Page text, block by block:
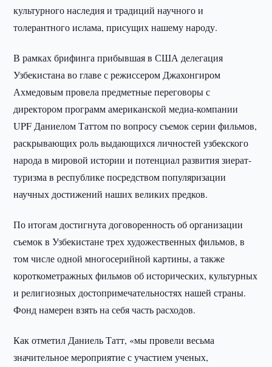
культурного наследия и традиций научного и
толерантного ислама, присущих нашему народу.
В рамках брифинга прибывшая в США делегация
Узбекистана во главе с режиссером Джахонгиром
Ахмедовым провела предметные переговоры с
директором программ американской медиа-компании
UPF Даниелом Таттом по вопросу съемок серии фильмов,
раскрывающих роль выдающихся личностей узбекского
народа в мировой истории и потенциал развития зиерат-
туризма в республике посредством популяризации
научных достижений наших великих предков.
По итогам достигнута договоренность об организации
съемок в Узбекистане трех художественных фильмов, в
том числе одной многосерийной картины, а также
короткометражных фильмов об исторических, культурных
и религиозных достопримечательностях нашей страны.
Фонд намерен взять на себя часть расходов.
Как отметил Даниель Татт, «мы провели весьма
значительное мероприятие с участием ученых,